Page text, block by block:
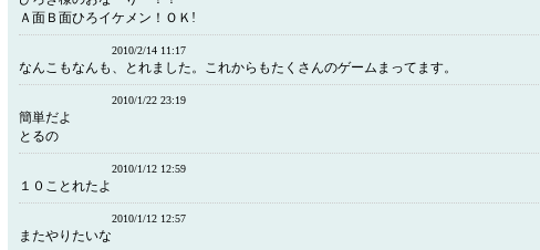
Ａ面Ｂ面ひろイケメン！ＯＫ!
2010/2/14 11:17
なんこもなんも、とれました。これからもたくさんのゲームまってます。
2010/1/22 23:19
簡単だよ
とるの
2010/1/12 12:59
１０ことれたよ
2010/1/12 12:57
またやりたいな